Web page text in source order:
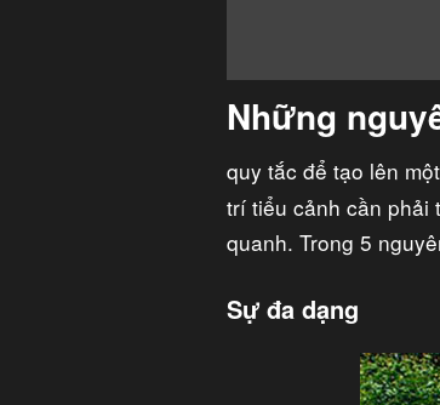
Những
quy tắc để tạo lên
trí tiểu cảnh cần phải
quanh. Trong 5
Sự đa dạng